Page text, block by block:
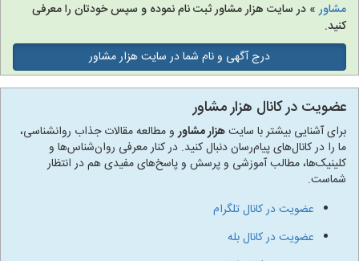
مشاور» در سایت هزار مشاور ثبت نام نموده و سپس خودتان را معرفی
کنید.
درج آگهی و نام شما در سایت هزار مشاور
عضویت در کانال هزار مشاور
برای آشنایی بیشتر با سایتهزار مشاورو مطالعه مقالات جذاب روانشناسی،
ما را در کانال‌های پیام‌رسان دنبال کنید. در کنار معرفی روان‌شناس‌ها و
کلینیک‌ها، مطالب آموزشی و پرسش و پاسخ‌های مفیدی هم در انتظار
شماست.
عضویت در کانال تلگرام
عضویت در کانال بله